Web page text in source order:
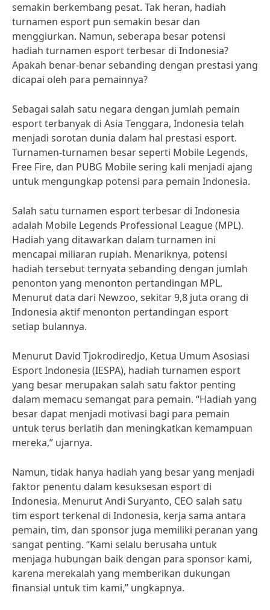
semakin berkembang pesat. Tak heran, hadiah
turnamen esport pun semakin besar dan
menggiurkan. Namun, seberapa besar potensi
hadiah turnamen esport terbesar di Indonesia?
Apakah benar-benar sebanding dengan prestasi yang
dicapai oleh para pemainnya?
Sebagai salah satu negara dengan jumlah pemain
esport terbanyak di Asia Tenggara, Indonesia telah
menjadi sorotan dunia dalam hal prestasi esport.
Turnamen-turnamen besar seperti Mobile Legends,
Free Fire, dan PUBG Mobile sering kali menjadi ajang
untuk mengungkap potensi para pemain Indonesia.
Salah satu turnamen esport terbesar di Indonesia
adalah Mobile Legends Professional League (MPL).
Hadiah yang ditawarkan dalam turnamen ini
mencapai miliaran rupiah. Menariknya, potensi
hadiah tersebut ternyata sebanding dengan jumlah
penonton yang menonton pertandingan MPL.
Menurut data dari Newzoo, sekitar 9,8 juta orang di
Indonesia aktif menonton pertandingan esport
setiap bulannya.
Menurut David Tjokrodiredjo, Ketua Umum Asosiasi
Esport Indonesia (IESPA), hadiah turnamen esport
yang besar merupakan salah satu faktor penting
dalam memacu semangat para pemain. “Hadiah yang
besar dapat menjadi motivasi bagi para pemain
untuk terus berlatih dan meningkatkan kemampuan
mereka,” ujarnya.
Namun, tidak hanya hadiah yang besar yang menjadi
faktor penentu dalam kesuksesan esport di
Indonesia. Menurut Andi Suryanto, CEO salah satu
tim esport terkenal di Indonesia, kerja sama antara
pemain, tim, dan sponsor juga memiliki peranan yang
sangat penting. “Kami selalu berusaha untuk
menjaga hubungan baik dengan para sponsor kami,
karena merekalah yang memberikan dukungan
finansial untuk tim kami,” ungkapnya.